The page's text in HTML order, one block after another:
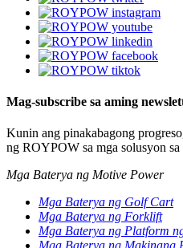
Mag-subscribe sa aming
Kunin ang pinakabagong
ng ROYPOW sa mga solusyon sa
Mga Baterya ng Motive Power
Mga Baterya ng Golf Cart
Mga Baterya ng Forklift
Mga Baterya ng Platform